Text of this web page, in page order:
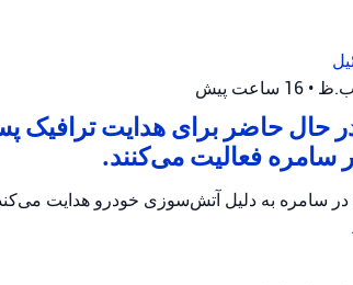
• 16 ساعت پیش
در حال حاضر برای هدایت
پلیس اریئیل ترافیک را در جاده ۵ در سامره به دلیل آتش‌سوزی خودرو